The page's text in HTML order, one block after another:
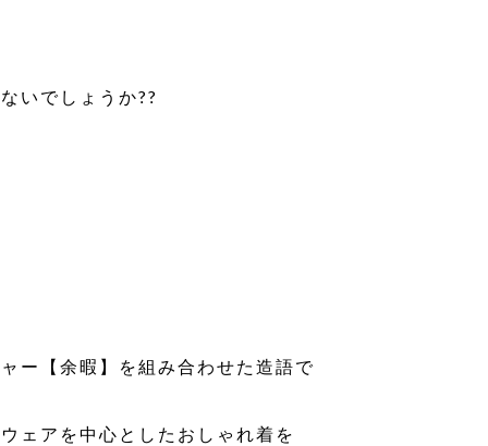
いでしょうか??
【余暇】を組み合わせた造語で
ェアを中心としたおしゃれ着を